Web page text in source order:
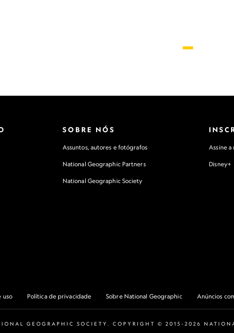
SOBRE NÓS
Assuntos, autores e fotógrafos
National Geographic Partners
National Geographic Society
Assine
Disney+
uso Política de privacidade Sobre National Geographic Anúncios
GEOGRAPHIC SOCIETY. COPYRIGHT © 2015-2026